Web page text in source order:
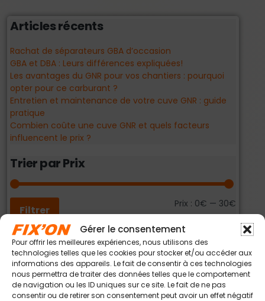
Gérer le consentement
Pour offrir les meilleures expériences, nous utilisons des
technologies telles que les cookies pour stocker et/ou accéder aux
informations des appareils. Le fait de consentir à ces technologies
nous permettra de traiter des données telles que le comportement
de navigation ou les ID uniques sur ce site. Le fait de ne pas
consentir ou de retirer son consentement peut avoir un effet négatif
Articles récents
Rachat de séparateurs GBA d’occasion
GBA et DBA : Leurs différences expliquées!
Les avantages du GNR pour vos chantiers : pourquoi
opter pour ce carburant ?
Entretien et maintenance de votre cuve GNR : guide
pratique
Combien coûte une cuve GNR et quels facteurs
influencent le prix ?
Trier par Prix
Filtrer Prix : 0€ — 30€
Nos Catégories